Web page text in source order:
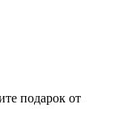
подарок от